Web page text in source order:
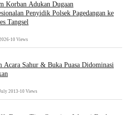
Korban Adukan Dugaan
Penyidik Polsek Pagedangan ke
Tangsel
•10 Views
Acara Sahur & Buka Puasa Didominasi
2013 •10 Views